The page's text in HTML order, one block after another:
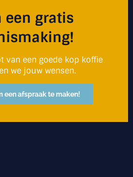
een gratis
van een goede kop koffie
we jouw wensen.
een afspraak te maken!